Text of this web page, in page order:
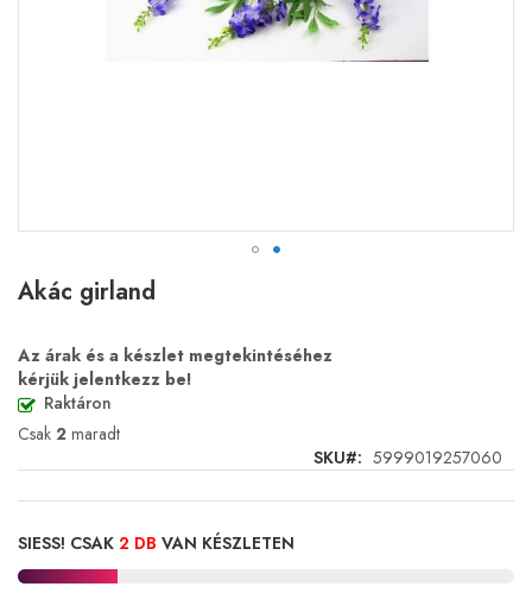
Akác girland
Az árak és a készlet megtekintéséhez
kérjük jelentkezz be!
Raktáron
Csak 2 maradt
SKU
5999019257060
SIESS! CSAK 2 DB VAN KÉSZLETEN
Ugrás
a
elejére